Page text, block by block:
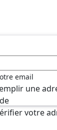
email
une
votre